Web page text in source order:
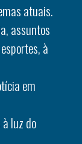
atuais.
assuntos
à
em
luz do